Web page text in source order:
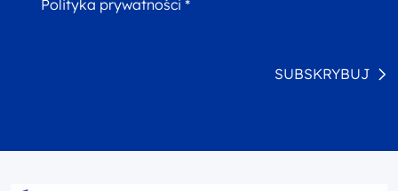
Polityka prywatności *
SUBSKRYBUJ